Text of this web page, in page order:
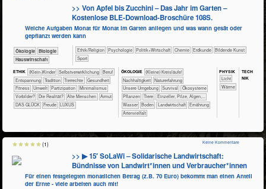
>> Von Apfel bis Zucchini – Das Jahr im Garten –
Kostenlose BLE-Download-Broschüre 108S.
Welche Aufgaben Monat für Monat im Garten anliegen und was wann gesät oder
gepflanzt werden kann
​​​​​​​Ökologie
​​​​​​Biologie
​Haus­wirtschaft
​​​​​​​​​​Ethik/​Religion ​​​​​​​​​​Psychologie ​​​​​​​​​Politik+​Wirtschaft ​​​​​Chemie ​​​​​Erdkunde
Bildende Kunst
Sport
ETHIK (Klein-)Kinder ​​​​​​​​​​​​​​​​​​​​​​​​​​​​​​​​​​​​​​​​Selbst­verwirklichung
​​​​​​​​​​​​​​​Beruf
​​​​​​​​​​​​​Entspannung
​​​​​​​​​​​Tradition ​​​​​​​​Tierrechte
​​​​​​Gesundheit
​​​​​Fitness
​​​​​Umwelt ​​​Partizipation
​​Minimalismus
​​Vorbilder?
​Die Realität? Alte Menschen
Armut
DAS GLÜCK
Freude LUXUS
ÖKO​LOGIE ​​​​​​​​​​​​​​(Kleine) Kreisläufe!
​​​​​​​​​​​​​​​Nachhaltigkeit
​​​​​​​​​​​​​Naturerfahrung
​​​​​​​​​​​​​Unsere Umgebung
​​​​​​​​​​​​Survival
​​​​​​​​​​​Ökosysteme
​​​​​​​​​Pflanzen
​​​​​​​​Tiere
​​​​​​​Einzeller, Pilze, Algen,...
​​​​​​Wasser
​​​​​Boden ​​​​​Landwirtschaft
​​​​Ernährung
Artenvielfalt
PHY​SIK
​​​​​Licht
​​​​​Wärme
TECH​
NIK
>> ▶ 15′ SoLaWi – Solidarische Landwirtschaft:
Bündnisse von Landwirt*innen und Verbraucher*innen
Für einen festgelegten monatlichen Betrag (z.B. 70 Euro) bekommt man einen Anteil
der Ernte - viele arbeiten auch mit!
Keine Kommentare
(1)